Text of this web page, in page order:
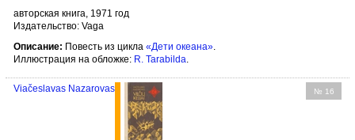
авторская книга, 1971 год
Издательство: Vaga
Описание: Повесть из цикла «Дети океана».
Иллюстрация на обложке: R. Tarabilda.
№ 16
Viačeslavas Nazarovas